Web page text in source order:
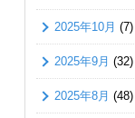
2025年10月 (7)
2025年9月 (32)
2025年8月 (48)